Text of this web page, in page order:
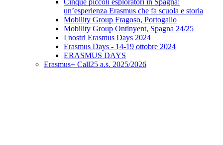
Cinque piccoli esploratori in Spagna:
un’esperienza Erasmus che fa scuola e storia
Mobility Group Fragoso, Portogallo
Mobility Group Ontinyent, Spagna 24/25
I nostri Erasmus Days 2024
Erasmus Days - 14-19 ottobre 2024
ERASMUS DAYS
Erasmus+ Call25 a.s. 2025/2026